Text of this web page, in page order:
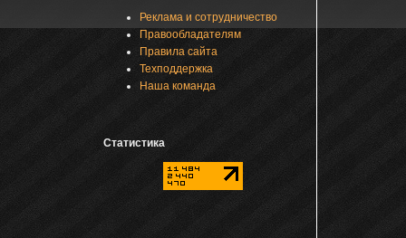
Реклама и сотрудничество
Правообладателям
Правила сайта
Техподдержка
Наша команда
Статистика